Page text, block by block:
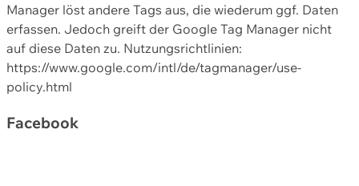
Manager löst andere Tags aus, die wiederum ggf. Daten
erfassen. Jedoch greift der Google Tag Manager nicht
auf diese Daten zu. Nutzungsrichtlinien:
https://www.google.com/intl/de/tagmanager/use-
policy.html
Facebook